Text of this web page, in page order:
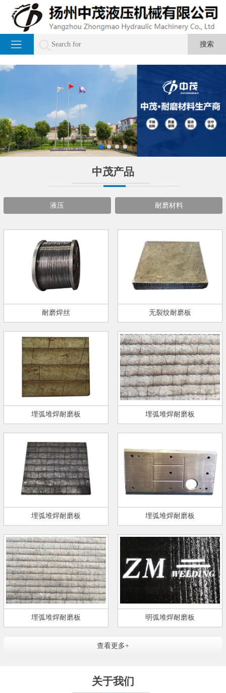
中茂产品
液压 耐磨材料
耐磨焊丝 无裂纹耐磨板
埋弧堆焊耐磨板 埋弧堆焊耐磨板
埋弧堆焊耐磨板 埋弧堆焊耐磨板
埋弧堆焊耐磨板 明弧堆焊耐磨板
查看更多+
关于我们